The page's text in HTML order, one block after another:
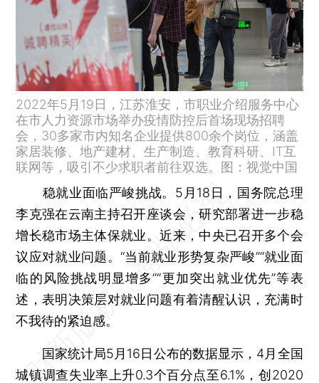
2022年5月19日，江苏淮安，市职业介绍服务中心
在市人力资源市场举办疫情防控后首场现场招聘
会，30多家市内知名企业提供800余个岗位，涵盖
家居装修、地产建材、生产制造、教育科研、IT互
联网等，吸引不少求职者前往双选。图：视觉中国
稳就业面临严峻挑战。5月18日，国务院总理
李克强在云南主持召开座谈会，研究部署进一步稳
增长稳市场主体保就业。近来，中央已召开多个会
议应对就业问题。“当前就业形势复杂严峻”“就业面
临的风险挑战明显增多”“更加突出就业优先”等表
述，表明决策层对就业问题有着清醒认识，充满时
不我待的紧迫感。
国家统计局5月16日公布的数据显示，4月全国
城镇调查失业率上升0.3个百分点至6.1%，创2020